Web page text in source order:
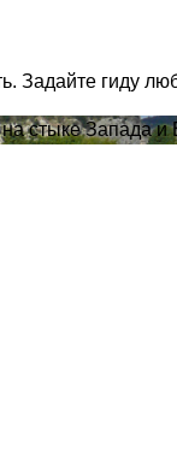
Задайте гиду
стыке Запада